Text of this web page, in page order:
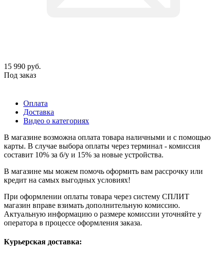
15 990 руб.
Под заказ
Оплата
Доставка
Видео о категориях
В магазине возможна оплата товара наличными и с помощью
карты. В случае выбора оплаты через терминал - комиссия
составит 10% за б/у и 15% за новые устройства.
В магазине мы можем помочь оформить вам рассрочку или
кредит на самых выгодных условиях!
При оформлении оплаты товара через систему СПЛИТ
магазин вправе взимать дополнительную комиссию.
Актуальную информацию о размере комиссии уточняйте у
оператора в процессе оформления заказа.
Курьерская доставка: